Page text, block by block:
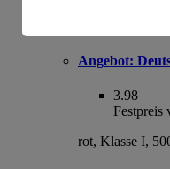
Angebot:
3.98
Festpreis
rot, Klasse I,
Informationen zum
imImpressum